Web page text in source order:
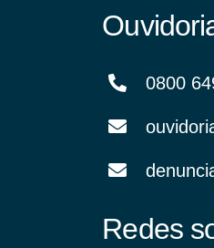
0800
Redes